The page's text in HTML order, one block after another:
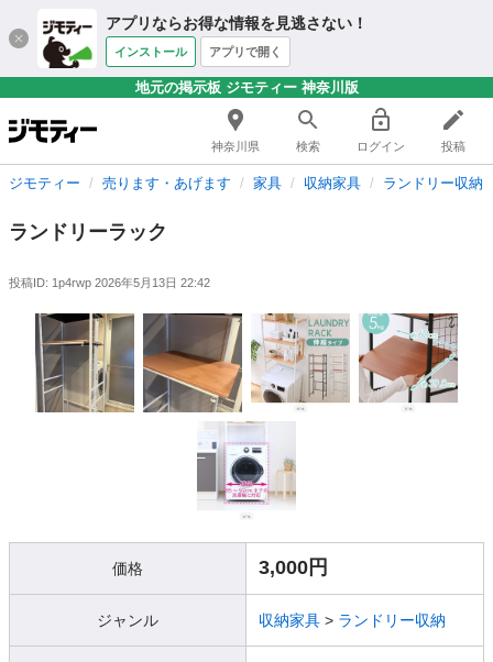
アプリならお得な情報を見逃さない！
インストール アプリで開く
地元の掲示板 ジモティー 神奈川版
神奈川県 検索 ログイン 投稿
ジモティー 売ります・あげます 家具 収納家具 ランドリー収納
ランドリーラック
投稿ID: 1p4rwp 2026年5月13日 22:42
価格 3,000円
ジャンル 収納家具 > ランドリー収納